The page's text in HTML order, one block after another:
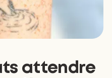
attendre